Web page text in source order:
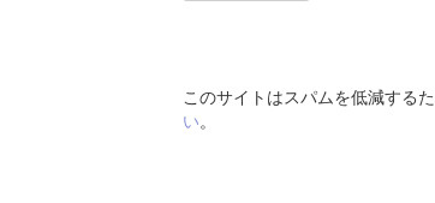
このサイトはスパムを低減する
い。